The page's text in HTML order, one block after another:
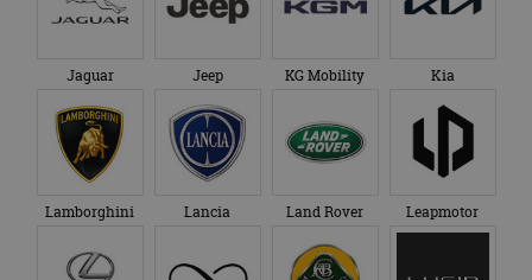
Jaguar Jeep KG Mobility Kia
Lamborghini Lancia Land Rover Leapmotor